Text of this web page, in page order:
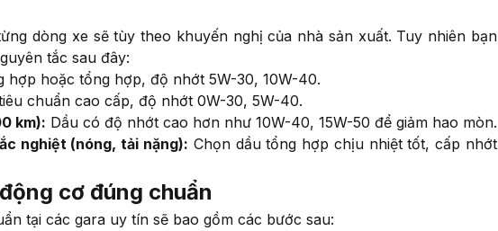
dòng xe sẽ tùy theo khuyến nghị của nhà sản xuất. Tuy nhiên bạn
tắc sau đây:
hợp hoặc tổng hợp, độ nhớt 5W-30, 10W-40.
chuẩn cao cấp, độ nhớt 0W-30, 5W-40.
km): Dầu có độ nhớt cao hơn như 10W-40, 15W-50 để giảm hao mòn.
nghiệt (nóng, tải nặng): Chọn dầu tổng hợp chịu nhiệt tốt, cấp nhớt
cơ đúng chuẩn
tại các gara uy tín sẽ bao gồm các bước sau: